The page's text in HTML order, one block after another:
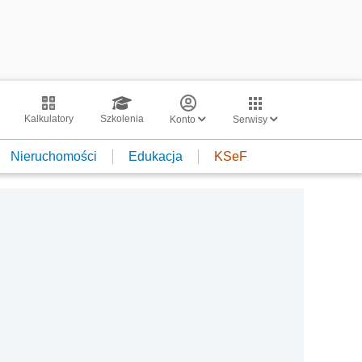
Kalkulatory Szkolenia Konto Serwisy
Nieruchomości Edukacja KSeF